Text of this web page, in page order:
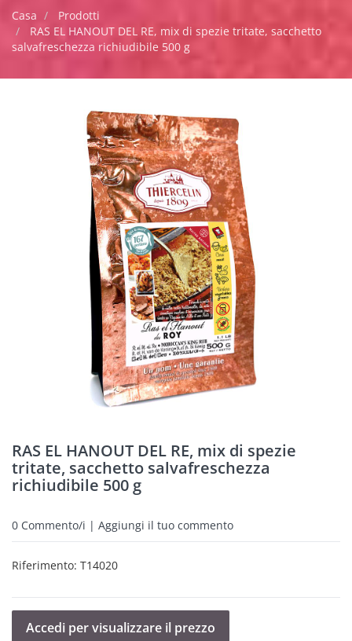
Casa
Prodotti
RAS EL HANOUT DEL RE, mix di spezie tritate, sacchetto
salvafreschezza richiudibile 500 g
RAS EL HANOUT DEL RE, mix di spezie
tritate, sacchetto salvafreschezza
richiudibile 500 g
0 Commento/i | Aggiungi il tuo commento
Riferimento: T14020
Accedi per visualizzare il prezzo